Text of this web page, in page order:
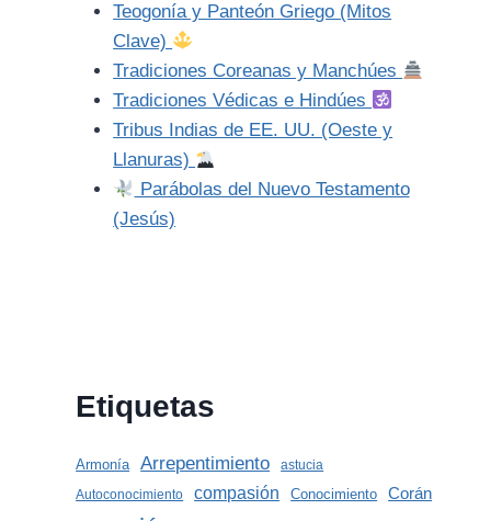
Teogonía y Panteón Griego (Mitos
Clave)
Tradiciones Coreanas y Manchúes
Tradiciones Védicas e Hindúes
Tribus Indias de EE. UU. (Oeste y
Llanuras)
Parábolas del Nuevo Testamento
(Jesús)
Etiquetas
Armonía Arrepentimiento
astucia
Autoconocimiento
compasión Conocimiento Corán